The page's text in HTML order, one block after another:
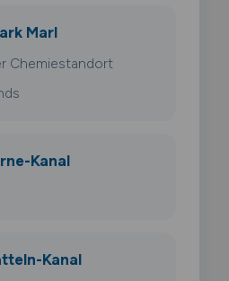
Marl
Chemiestandort
Kanal
Kanal